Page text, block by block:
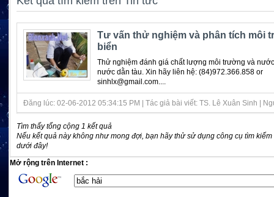
Tư vấn thử nghiệm và phân tích môi
biển
Thử nghiệm đánh giá chất lượng môi trường và
nước dằn tàu. Xin hãy liên hệ: (84)972.366.858 or
sinhlx@gmail.com....
Đăng lúc: 02-06-2012 05:34:15 PM | Tác giả bài viết: TS. Lê Xuân Sinh |
Tìm thấy tổng cộng 1 kết quả
Nếu kết quả này không như mong đợi, bạn hãy thử sử dụng công cụ tìm
dưới đây!
Mở rộng trên Internet :